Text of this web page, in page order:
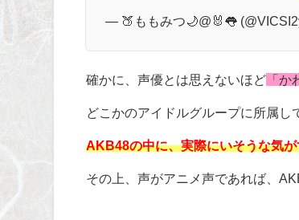
— 🍑ももみつ🌙@🐰👅
確かに、声優とは思えないほど 「か
どこかのアイドルグループに所属し
AKB48の中に、実際にいそうな気
その上、声がアニメ声であれば、